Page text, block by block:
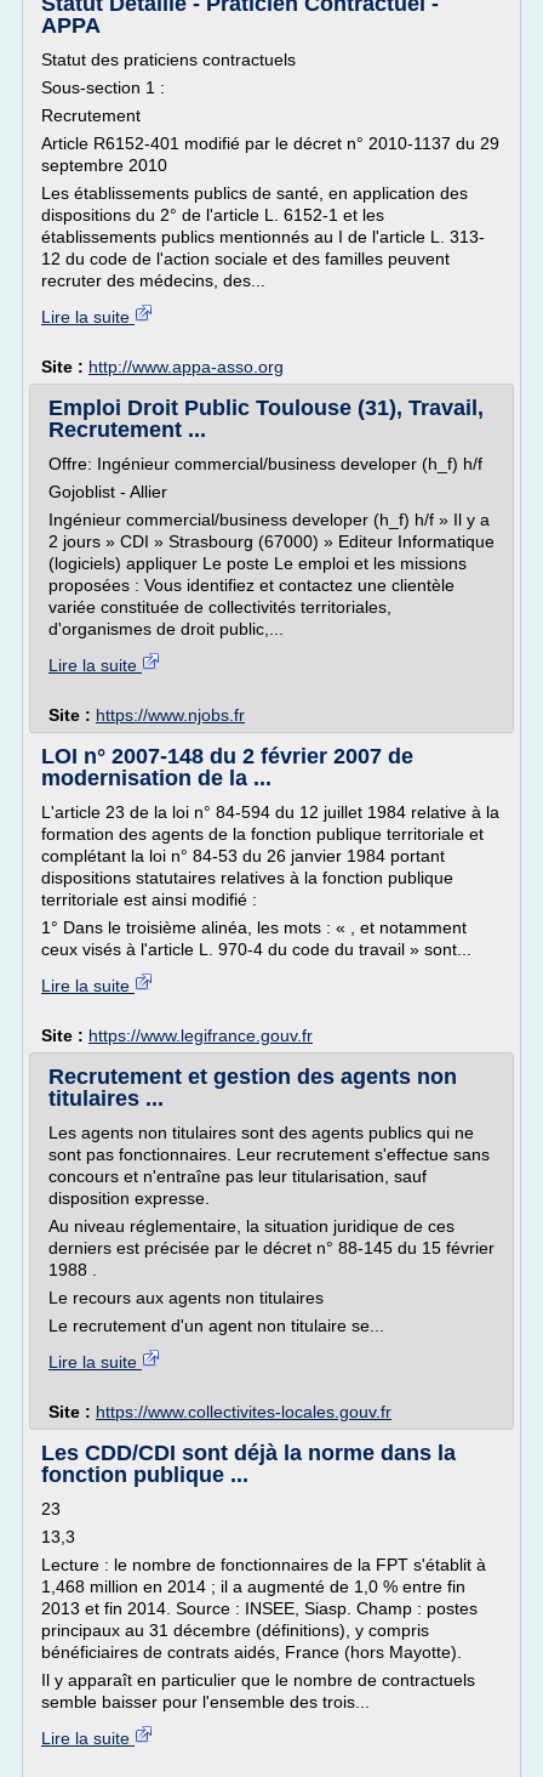
APPA
Statut des praticiens contractuels
Sous-section 1 :
Recrutement
Article R6152-401 modifié par le décret n° 2010-1137 du 29
septembre 2010
Les établissements publics de santé, en application des
dispositions du 2° de l'article L. 6152-1 et les
établissements publics mentionnés au I de l'article L. 313-
12 du code de l'action sociale et des familles peuvent
recruter des médecins, des...
Lire la suite
Site : http://www.appa-asso.org
Emploi Droit Public Toulouse (31), Travail,
Recrutement ...
Offre: Ingénieur commercial/business developer (h_f) h/f
Gojoblist - Allier
Ingénieur commercial/business developer (h_f) h/f » Il y a
2 jours » CDI » Strasbourg (67000) » Editeur Informatique
(logiciels) appliquer Le poste Le emploi et les missions
proposées : Vous identifiez et contactez une clientèle
variée constituée de collectivités territoriales,
d'organismes de droit public,...
Lire la suite
Site : https://www.njobs.fr
LOI n° 2007-148 du 2 février 2007 de
modernisation de la ...
L'article 23 de la loi n° 84-594 du 12 juillet 1984 relative à la
formation des agents de la fonction publique territoriale et
complétant la loi n° 84-53 du 26 janvier 1984 portant
dispositions statutaires relatives à la fonction publique
territoriale est ainsi modifié :
1° Dans le troisième alinéa, les mots : « , et notamment
ceux visés à l'article L. 970-4 du code du travail » sont...
Lire la suite
Site : https://www.legifrance.gouv.fr
Recrutement et gestion des agents non
titulaires ...
Les agents non titulaires sont des agents publics qui ne
sont pas fonctionnaires. Leur recrutement s'effectue sans
concours et n'entraîne pas leur titularisation, sauf
disposition expresse.
Au niveau réglementaire, la situation juridique de ces
derniers est précisée par le décret n° 88-145 du 15 février
1988 .
Le recours aux agents non titulaires
Le recrutement d'un agent non titulaire se...
Lire la suite
Site : https://www.collectivites-locales.gouv.fr
Les CDD/CDI sont déjà la norme dans la
fonction publique ...
23
13,3
Lecture : le nombre de fonctionnaires de la FPT s'établit à
1,468 million en 2014 ; il a augmenté de 1,0 % entre fin
2013 et fin 2014. Source : INSEE, Siasp. Champ : postes
principaux au 31 décembre (définitions), y compris
bénéficiaires de contrats aidés, France (hors Mayotte).
Il y apparaît en particulier que le nombre de contractuels
semble baisser pour l'ensemble des trois...
Lire la suite